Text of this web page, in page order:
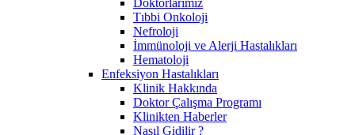
Tıbbi Onkoloji
Nefroloji
İmmünoloji ve Alerji Hastalıkları
Hematoloji
Enfeksiyon Hastalıkları
Klinik Hakkında
Doktor Çalışma Programı
Klinikten Haberler
Nasıl Gidilir ?